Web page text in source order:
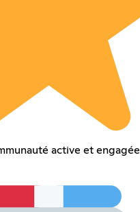
active et engagée